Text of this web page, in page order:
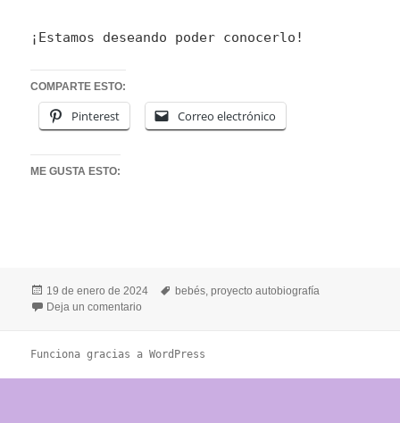
¡Estamos deseando poder conocerlo!
COMPARTE ESTO:
Pinterest Correo electrónico
ME GUSTA ESTO:
Publicado
el
19 de enero de 2024 Etiquetas
bebés,proyecto autobiografía
Deja un comentario
Funciona gracias a WordPress